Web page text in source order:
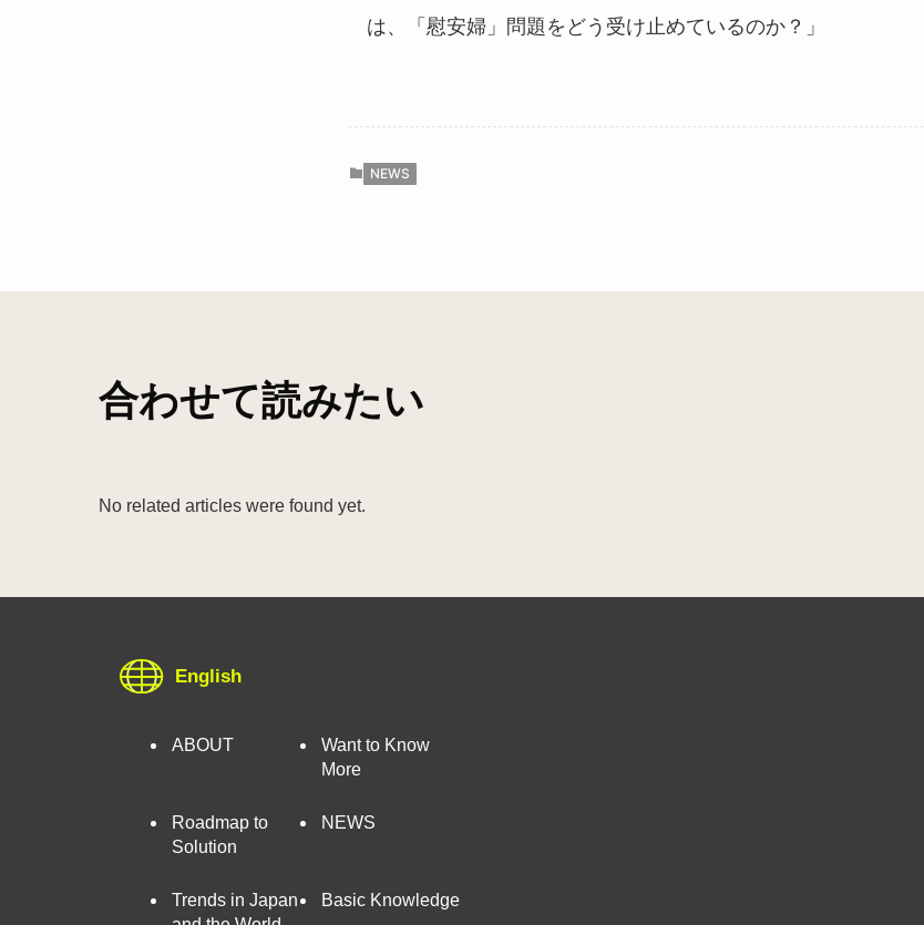
は、「慰安婦」問題をどう受け止めているのか？」
NEWS
合わせて読みたい
No related articles were found yet.
English
ABOUT
Want to Know
More
Roadmap to
Solution
NEWS
Trends in Japan
Basic Knowledge